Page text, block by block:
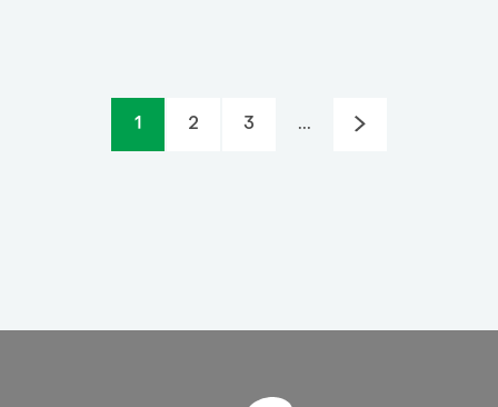
1 2 3 ...